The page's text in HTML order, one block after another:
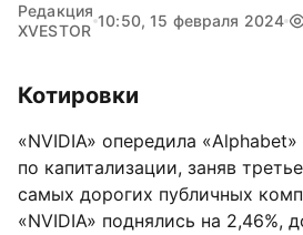
Редакция
XVESTOR
10:50, 15 февраля 2024
Котировки
«NVIDIA» опередила
по капитализации, заняв
самых дорогих публичных
«NVIDIA» поднялись на 2,46%,